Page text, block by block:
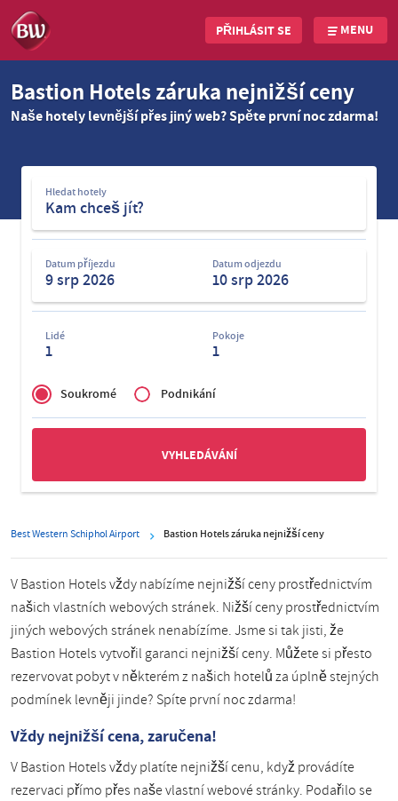
main
PŘIHLÁSIT SE MENU
Bastion Hotels záruka nejnižší ceny
Naše hotely levnější přes jiný web? Spěte první noc zdarma!
Hledat
hotelyHledat hotely
Datum příjezdu Datum odjezdu
Lidé
1
Pokoje
1
of
Zakelijk
Soukromé Podnikání
Best Western Schiphol Airport Bastion Hotels záruka nejnižší ceny
V Bastion Hotels vždy nabízíme nejnižší ceny prostřednictvím
našich vlastních webových stránek. Nižší ceny prostřednictvím
jiných webových stránek nenabízíme. Jsme si tak jisti, že
Bastion Hotels vytvořil garanci nejnižší ceny. Můžete si přesto
rezervovat pobyt v některém z našich hotelů za úplně stejných
podmínek levněji jinde? Spíte první noc zdarma!
Vždy nejnižší cena, zaručena!
V Bastion Hotels vždy platíte nejnižší cenu, když provádíte
rezervaci přímo přes naše vlastní webové stránky. Podařilo se